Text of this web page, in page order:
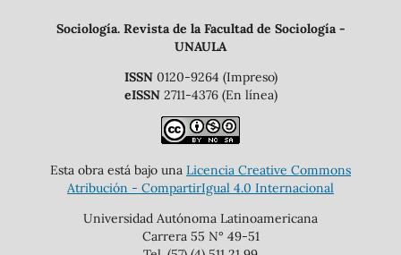
Sociología. Revista de la Facultad de Sociología -
UNAULA
ISSN0120-9264 (Impreso)
eISSN2711-4376 (En línea)
Esta obra está bajo una Licencia Creative Commons
Atribución - CompartirIgual 4.0 Internacional
Universidad Autónoma Latinoamericana
Carrera 55 N° 49-51